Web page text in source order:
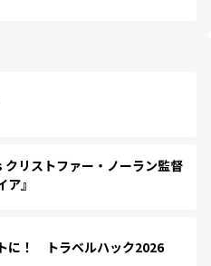
リストファー・ノーラン監督
』
に！ トラベルハック2026